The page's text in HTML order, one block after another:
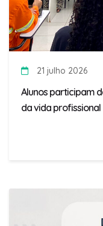
21 julho 2026
Alunos participam
da vida profissional